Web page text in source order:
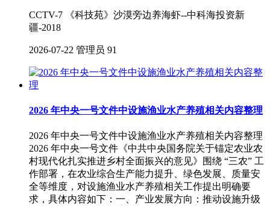
CCTV-7 《科技苑》沙漠旁边养海虾--中科海投资新
疆-2018
2026-07-22 管理员 91
2026 年中央一号文件中设施渔业水产养殖相关内容整理
2026 年中央一号文件中设施渔业水产养殖相关内容整理
2026 年中央一号文件《中共中央国务院关于锚定农业农
村现代化扎实推进乡村全面振兴的意见》围绕 “三农” 工
作部署，在农业综合生产能力提升、绿色发展、质量安
全等维度，对设施渔业水产养殖相关工作提出明确要
求，具体内容如下：一、产业发展方向：推动设施升级